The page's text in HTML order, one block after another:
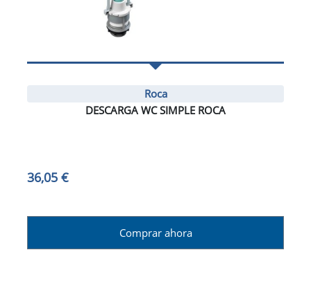
Roca
DESCARGA WC SIMPLE ROCA
36,05 €
Comprar ahora